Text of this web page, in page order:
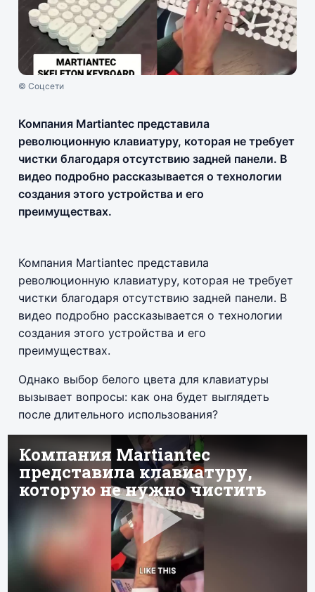
© Соцсети
Компания Martiantec представила
революционную клавиатуру, которая не требует
чистки благодаря отсутствию задней панели. В
видео подробно рассказывается о технологии
создания этого устройства и его
преимуществах.
Компания Martiantec представила
революционную клавиатуру, которая не требует
чистки благодаря отсутствию задней панели. В
видео подробно рассказывается о технологии
создания этого устройства и его
преимуществах.
Однако выбор белого цвета для клавиатуры
вызывает вопросы: как она будет выглядеть
после длительного использования?